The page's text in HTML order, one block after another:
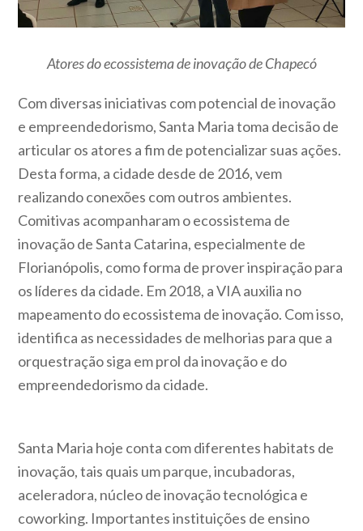
Atores do ecossistema de inovação de Chapecó
Com diversas iniciativas com potencial de inovação
e empreendedorismo, Santa Maria toma decisão de
articular os atores a fim de potencializar suas ações.
Desta forma, a cidade desde de 2016, vem
realizando conexões com outros ambientes.
Comitivas acompanharam o ecossistema de
inovação de Santa Catarina, especialmente de
Florianópolis, como forma de prover inspiração para
os líderes da cidade. Em 2018, a VIA auxilia no
mapeamento do ecossistema de inovação. Com isso,
identifica as necessidades de melhorias para que a
orquestração siga em prol da inovação e do
empreendedorismo da cidade.
Santa Maria hoje conta com diferentes habitats de
inovação, tais quais um parque, incubadoras,
aceleradora, núcleo de inovação tecnológica e
coworking. Importantes instituições de ensino